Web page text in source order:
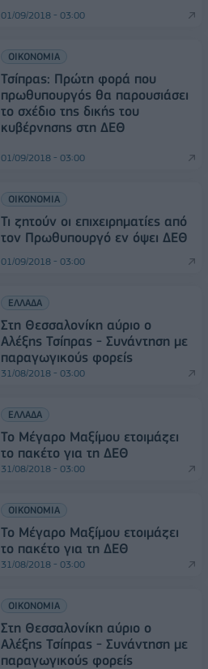
01/09/2018 - 03:00
ΟΙΚΟΝΟΜΙΑ
Τσίπρας: Πρώτη φορά που
πρωθυπουργός θα παρουσιάσει
το σχέδιο της δικής του
κυβέρνησης στη ΔΕΘ
01/09/2018 - 03:00
ΟΙΚΟΝΟΜΙΑ
Τι ζητούν οι επιχειρηματίες από
τον Πρωθυπουργό εν όψει ΔΕΘ
01/09/2018 - 03:00
ΕΛΛΑΔΑ
Στη Θεσσαλονίκη αύριο ο
Αλέξης Τσίπρας - Συνάντηση με
παραγωγικούς φορείς
31/08/2018 - 03:00
ΕΛΛΑΔΑ
Το Μέγαρο Μαξίμου ετοιμάζει
το πακέτο για τη ΔΕΘ
31/08/2018 - 03:00
ΟΙΚΟΝΟΜΙΑ
Το Μέγαρο Μαξίμου ετοιμάζει
το πακέτο για τη ΔΕΘ
31/08/2018 - 03:00
ΟΙΚΟΝΟΜΙΑ
Στη Θεσσαλονίκη αύριο ο
Αλέξης Τσίπρας - Συνάντηση με
παραγωγικούς φορείς